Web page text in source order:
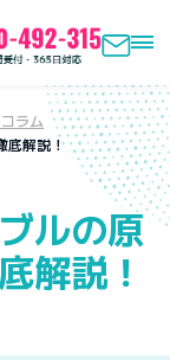
ラム
底解説！
ルの原
解説！